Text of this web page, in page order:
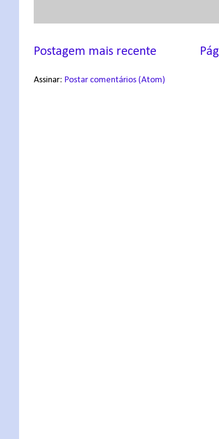
Postagem mais recente
Assinar: Postar comentários (Atom)